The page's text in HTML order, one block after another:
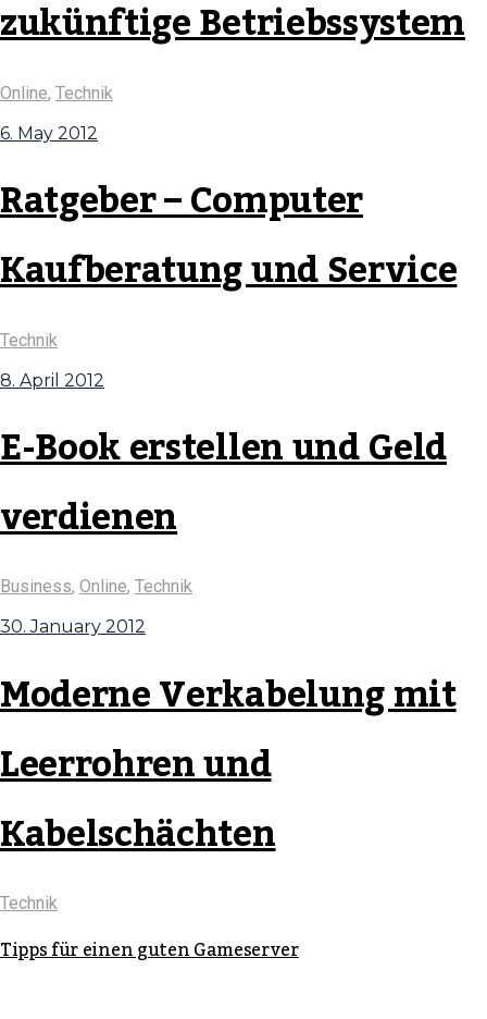
zukünftige Betriebssystem
Online, Technik
6. May 2012
Ratgeber – Computer
Kaufberatung und Service
Technik
8. April 2012
E-Book erstellen und Geld
verdienen
Business, Online, Technik
30. January 2012
Moderne Verkabelung mit
Leerrohren und
Kabelschächten
Technik
Tipps für einen guten Gameserver